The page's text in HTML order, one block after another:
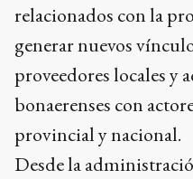
relacionados con la
generar nuevos
proveedores locales y
bonaerenses con
provincial y nacional.
Desde la